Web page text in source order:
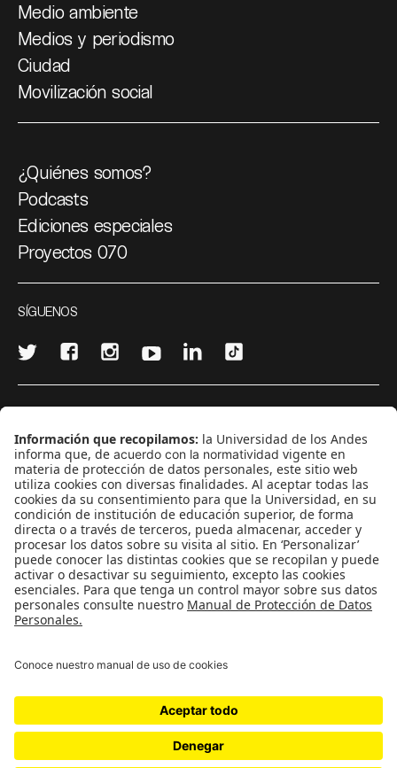
Medio ambiente
Medios y periodismo
Ciudad
Movilización social
¿Quiénes somos?
Podcasts
Ediciones especiales
Proyectos 070
SÍGUENOS
CONTÁCTANOS
cerosetenta@uniandes.edu.co
BOGOTÁ, COLOMBIA
NEWSLETTER